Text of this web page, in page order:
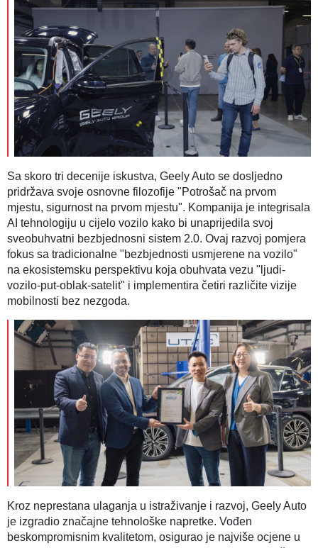
Sa skoro tri decenije iskustva, Geely Auto se dosljedno
pridržava svoje osnovne filozofije "Potrošač na prvom
mjestu, sigurnost na prvom mjestu". Kompanija je integrisala
AI tehnologiju u cijelo vozilo kako bi unaprijedila svoj
sveobuhvatni bezbjednosni sistem 2.0. Ovaj razvoj pomjera
fokus sa tradicionalne "bezbjednosti usmjerene na vozilo"
na ekosistemsku perspektivu koja obuhvata vezu "ljudi-
vozilo-put-oblak-satelit" i implementira četiri različite vizije
mobilnosti bez nezgoda.
Kroz neprestana ulaganja u istraživanje i razvoj, Geely Auto
je izgradio značajne tehnološke napretke. Vođen
beskompromisnim kvalitetom, osigurao je najviše ocjene u